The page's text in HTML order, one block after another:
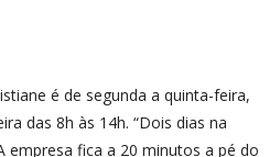
é de segunda a quinta-feira,
das 8h às 14h. “Dois dias na
empresa fica a 20 minutos a pé do